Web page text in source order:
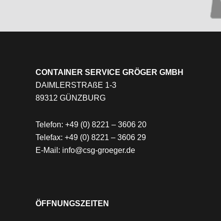
CONTAINER SERVICE GRÖGER GMBH
DAIMLERSTRAßE 1-3
89312 GÜNZBURG
Telefon: +49 (0) 8221 – 3606 20
Telefax: +49 (0) 8221 – 3606 29
E-Mail: info@csg-groeger.de
ÖFFNUNGSZEITEN